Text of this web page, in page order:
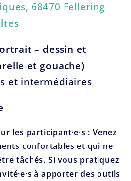
68470 Fellering
– dessin et
et gouache)
et intermédiaires
les participant·e·s : Venez
confortables et qui ne
tâchés. Si vous pratiquez
à apporter des outils